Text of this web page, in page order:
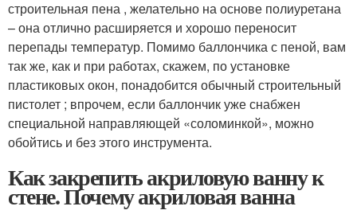
строительная пена , желательно на основе полиуретана
– она отлично расширяется и хорошо переносит
перепады температур. Помимо баллончика с пеной, вам
так же, как и при работах, скажем, по установке
пластиковых окон, понадобится обычный строительный
пистолет ; впрочем, если баллончик уже снабжен
специальной направляющей «соломинкой», можно
обойтись и без этого инструмента.
Как закрепить акриловую ванну к
стене. Почему акриловая ванна